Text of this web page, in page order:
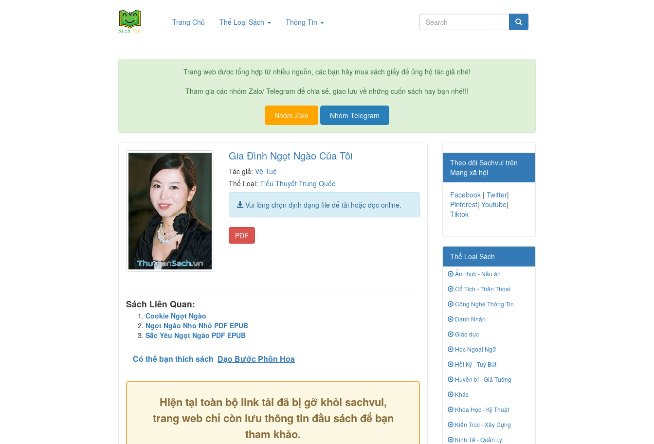
Trang Chủ (current)Thể Loại Sách Thông Tin
Trang web được tổng hợp từ nhiều nguồn, các bạn hãy mua sách giấy để ủng hộ tác giả nhé!
Tham gia các nhóm Zalo/ Telegram để chia sẻ, giao lưu về những cuốn sách hay bạn nhé!!!
Nhóm Zalo Nhóm Telegram
Gia Đình Ngọt Ngào Của Tôi
Tác giả:Vệ Tuệ
Thể Loại:Tiểu Thuyết Trung Quốc
Vui lòng chọn định dạng file để tải hoặc đọc online.
PDF
Sách Liên Quan:
Cookie Ngọt Ngào
Ngọt Ngào Nho Nhỏ PDF EPUB
Sắc Yêu Ngọt Ngào PDF EPUB
Có thể bạn thích sách Dạo Bước Phồn Hoa
Hiện tại toàn bộ link tải đã bị gỡ khỏi sachvui,
trang web chỉ còn lưu thông tin đầu sách để bạn
tham khảo.
Theo dõi Sachvui trên
Mạng xã hội
Facebook | Twitter|
Pinterest| Youtube|
Tiktok
Thể Loại Sách
Ẩm thực - Nấu ăn
Cổ Tích - Thần Thoại
Công Nghệ Thông Tin
Danh Nhân
Giáo dục
Học Ngoại Ngữ
Hồi Ký - Tuỳ Bút
Huyền bí - Giả Tưởng
Khác
Khoa Học - Kỹ Thuật
Kiến Trúc - Xây Dựng
Kinh Tế - Quản Lý